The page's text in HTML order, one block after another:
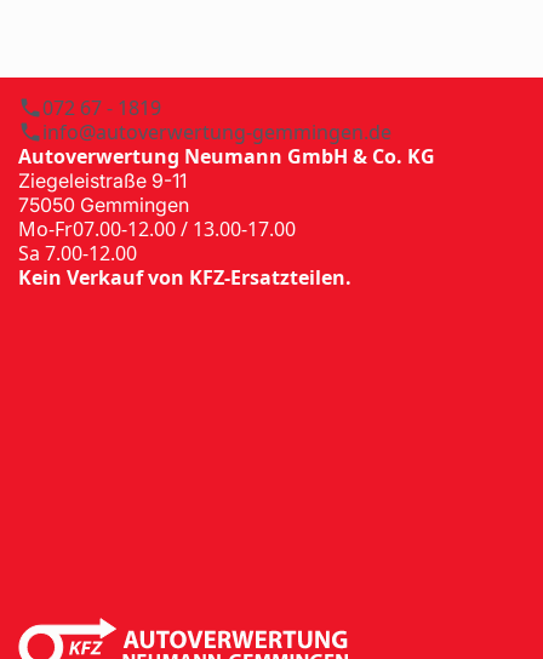
072 67 - 1819
info@autoverwertung-gemmingen.de
Autoverwertung Neumann GmbH & Co. KG
Ziegeleistraße 9-11
75050 Gemmingen
Mo-Fr07.00-12.00 / 13.00-17.00
Sa 7.00-12.00
Kein Verkauf von KFZ-Ersatzteilen.